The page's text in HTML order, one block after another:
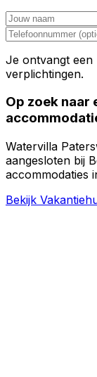
Je ontvangt een
verplichtingen.
Op zoek naar
Watervilla
aangesloten bij
accommodaties
Bekijk